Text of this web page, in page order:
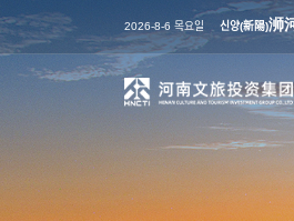
2026-8-6 목요일 신양(新陽)